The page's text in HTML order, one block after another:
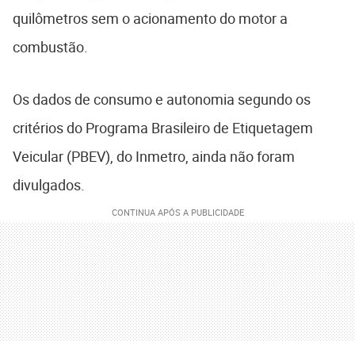
quilômetros sem o acionamento do motor a
combustão.
Os dados de consumo e autonomia segundo os
critérios do Programa Brasileiro de Etiquetagem
Veicular (PBEV), do Inmetro, ainda não foram
divulgados.